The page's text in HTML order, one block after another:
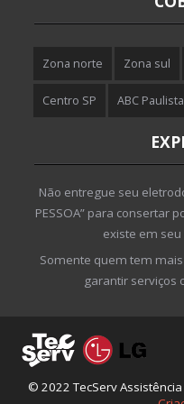
Zona norte Zona sul
Centro SP ABC Paulista
Não entregue seu
PESSOA” para consertar
existe em
Somente quem tem
garantir serviços
© 2022 TecServ